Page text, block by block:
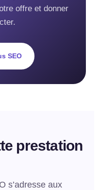
offre et donner
SEO
prestation
s’adresse aux